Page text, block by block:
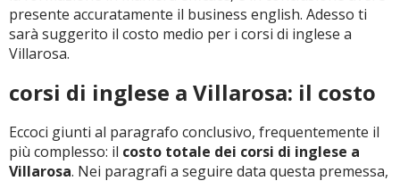
presente accuratamente il business english. Adesso ti
sarà suggerito il costo medio per i corsi di inglese a
Villarosa.
corsi di inglese a Villarosa: il costo
Eccoci giunti al paragrafo conclusivo, frequentemente il
più complesso: il costo totale dei corsi di inglese a
Villarosa. Nei paragrafi a seguire data questa premessa,